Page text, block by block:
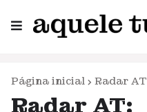
Página inicial Radar AT
Radar AT: